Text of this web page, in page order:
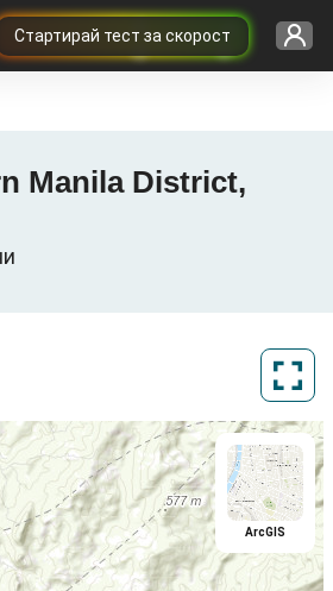
Cтартирай тест за скорост
Manila District,
ArcGIS